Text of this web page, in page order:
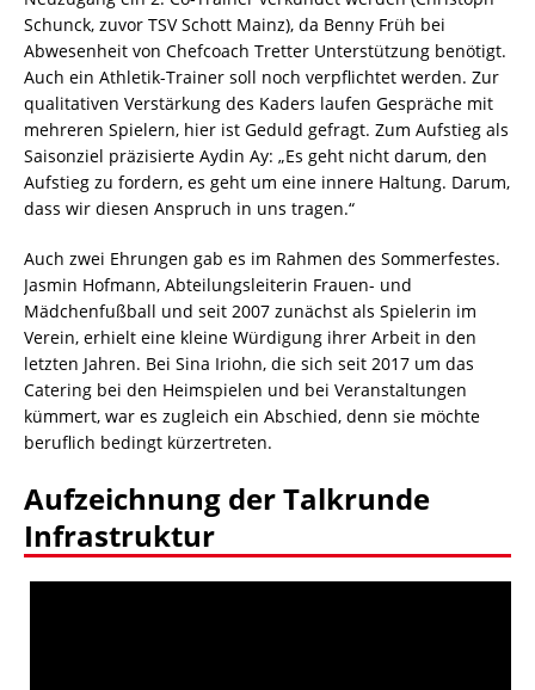
Schunck, zuvor TSV Schott Mainz), da Benny Früh bei
Abwesenheit von Chefcoach Tretter Unterstützung benötigt.
Auch ein Athletik-Trainer soll noch verpflichtet werden. Zur
qualitativen Verstärkung des Kaders laufen Gespräche mit
mehreren Spielern, hier ist Geduld gefragt. Zum Aufstieg als
Saisonziel präzisierte Aydin Ay: „Es geht nicht darum, den
Aufstieg zu fordern, es geht um eine innere Haltung. Darum,
dass wir diesen Anspruch in uns tragen.“
Auch zwei Ehrungen gab es im Rahmen des Sommerfestes.
Jasmin Hofmann, Abteilungsleiterin Frauen- und
Mädchenfußball und seit 2007 zunächst als Spielerin im
Verein, erhielt eine kleine Würdigung ihrer Arbeit in den
letzten Jahren. Bei Sina Iriohn, die sich seit 2017 um das
Catering bei den Heimspielen und bei Veranstaltungen
kümmert, war es zugleich ein Abschied, denn sie möchte
beruflich bedingt kürzertreten.
Aufzeichnung der Talkrunde
Infrastruktur